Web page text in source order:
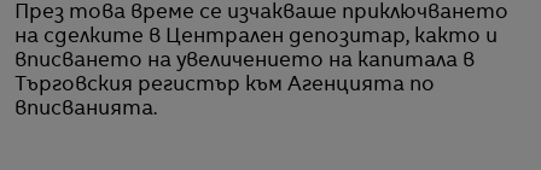
През това време се изчакваше приключването
на сделките в Централен депозитар, както и
вписването на увеличението на капитала в
Търговския регистър към Агенцията по
вписванията.